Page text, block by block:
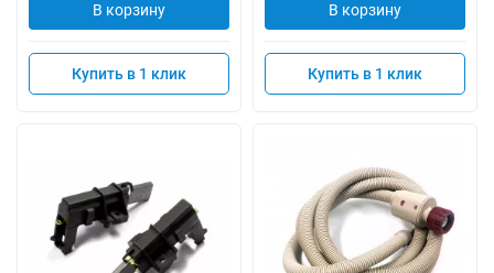
В корзину
Купить в 1 клик
В корзину
Купить в 1 клик